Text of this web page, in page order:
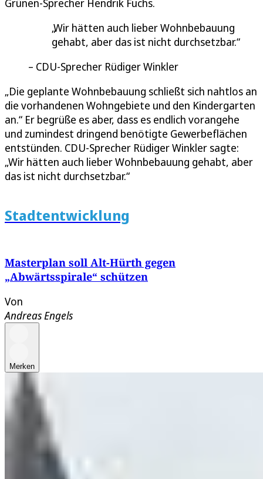
Wir hätten auch lieber Wohnbebauung
gehabt, aber das ist nicht durchsetzbar.
CDU-Sprecher Rüdiger Winkler
„Die geplante Wohnbebauung schließt sich nahtlos an
die vorhandenen Wohngebiete und den Kindergarten
an.“ Er begrüße es aber, dass es endlich vorangehe
und zumindest dringend benötigte Gewerbeflächen
entstünden. CDU-Sprecher Rüdiger Winkler sagte:
„Wir hätten auch lieber Wohnbebauung gehabt, aber
das ist nicht durchsetzbar.“
Stadtentwicklung
Masterplan soll Alt-Hürth gegen
„Abwärtsspirale“ schützen
Von
Andreas Engels
Merken